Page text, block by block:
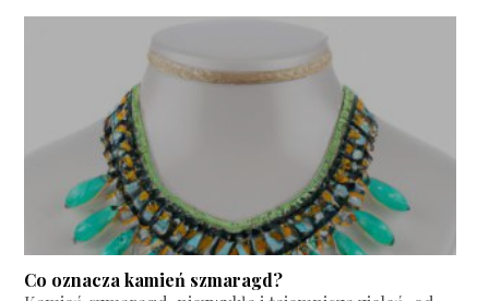
Co oznacza kamień szmaragd?